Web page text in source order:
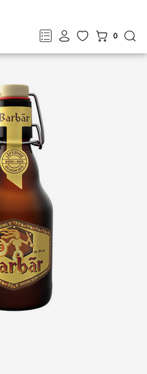
FRDEENIT
0